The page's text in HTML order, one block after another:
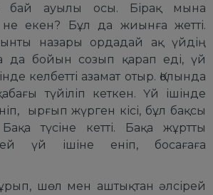
бай ауылы осы. Бірақ мына
екен? Бұл да жиынға жетті.
назары ордадай ақ үйдің
да бойын созып қарап еді, үй
келбетті азамат отыр. Қолында
түйіліп кеткен. Үй ішінде
ырғып жүрген кісі, бұл бақсы
түсіне кетті. Бақа жұртты
үй ішіне еніп, босағаға
шөл мен аштықтан әлсірей